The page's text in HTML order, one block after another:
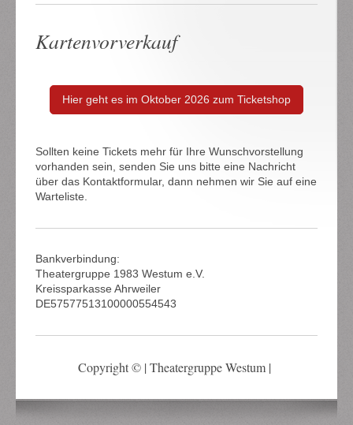
Kartenvorverkauf
Hier geht es im Oktober 2026 zum Ticketshop
Sollten keine Tickets mehr für Ihre Wunschvorstellung
vorhanden sein, senden Sie uns bitte eine Nachricht
über das Kontaktformular, dann nehmen wir Sie auf eine
Warteliste.
Bankverbindung:
Theatergruppe 1983 Westum e.V.
Kreissparkasse Ahrweiler
DE57577513100000554543
Copyright © | Theatergruppe Westum |